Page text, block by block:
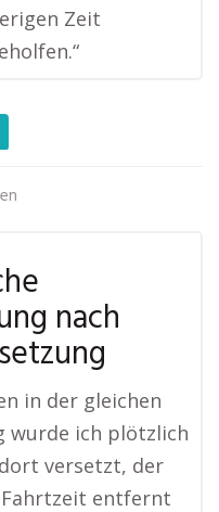
Zeit
nach
in der gleichen
wurde ich plötzlich
versetzt, der
entfernt